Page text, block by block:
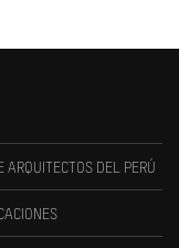
ARQUITECTOS DEL PERÚ